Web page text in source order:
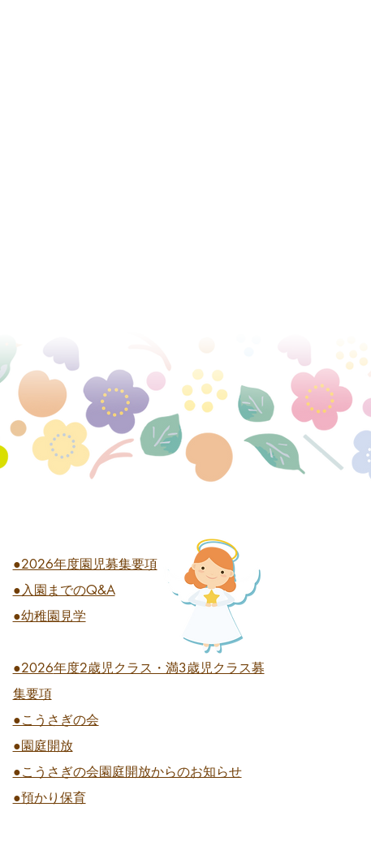
●2026年度園児募集要項
●入園までのQ&A
●幼稚園見学
●2026年度2歳児クラス・満3歳児クラス募
集要項
●こうさぎの会
●園庭開放
●こうさぎの会園庭開放からのお知らせ
●預かり保育